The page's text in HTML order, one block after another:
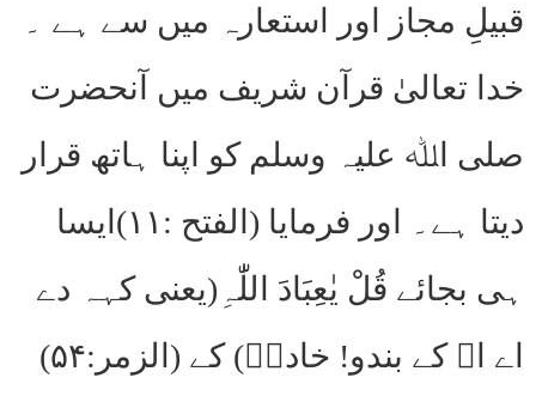
قبیلِ مجاز اور استعارہ میں سے ہے ۔
خدا تعالیٰ قرآن شریف میں آنحضرت
صلی اﷲ علیہ وسلم کو اپنا ہاتھ قرار
دیتا ہے۔ اور فرمایا (الفتح :۱۱)ایسا
ہی بجائے قُلْ یٰعِبَادَ اللّٰہِ(یعنی کہہ دے
اے اﷲ کے بندو! خادمؔ) کے (الزمر:۵۴)